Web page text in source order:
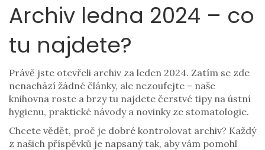
Archiv ledna 2024 – co
tu najdete?
Právě jste otevřeli archiv za leden 2024. Zatím se zde
nenachází žádné články, ale nezoufejte – naše
knihovna roste a brzy tu najdete čerstvé tipy na ústní
hygienu, praktické návody a novinky ze stomatologie.
Chcete vědět, proč je dobré kontrolovat archiv? Každý
z našich příspěvků je napsaný tak, aby vám pomohl